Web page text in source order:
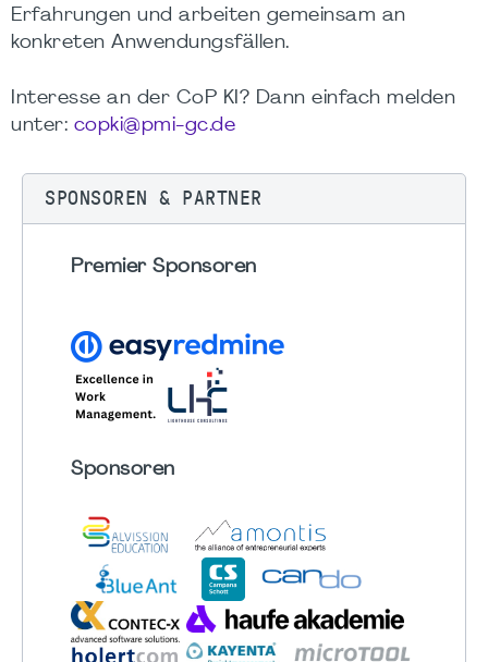
Erfahrungen und arbeiten gemeinsam an
konkreten Anwendungsfällen.
Interesse an der CoP KI? Dann einfach melden
unter: copki@pmi-gc.de
SPONSOREN & PARTNER
Premier Sponsoren
Sponsoren